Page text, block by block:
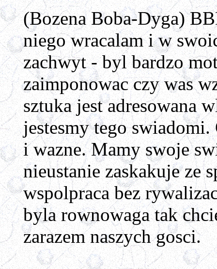
(Bozena Boba-Dyga)
niego wracalam i w
zachwyt - byl bardzo
zaimponowac czy was
sztuka jest adresowana
jestesmy tego
i wazne. Mamy swoje
nieustanie zaskakuje
wspolpraca bez
byla rownowaga tak
zarazem naszych gosci.